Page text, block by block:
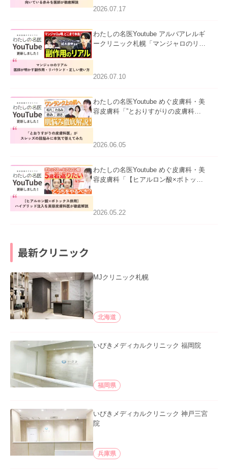
ました。
2026.07.17
わたしの名医Youtube アルバアレルギ
ークリニック札幌「マンジャロのリア
た。
2026.07.10
わたしの名医Youtube めぐ皮膚科・美
容皮膚科「”とおりすがりの皮膚科
2026.06.05
わたしの名医Youtube めぐ皮膚科・美
容皮膚科「【ヒアルロン酸×ボトック
た。
2026.05.22
最新クリニック
MJクリニック札幌
北海道
いびきメディカルクリニック 福岡院
福岡県
いびきメディカルクリニック 神戸三宮
院
兵庫県